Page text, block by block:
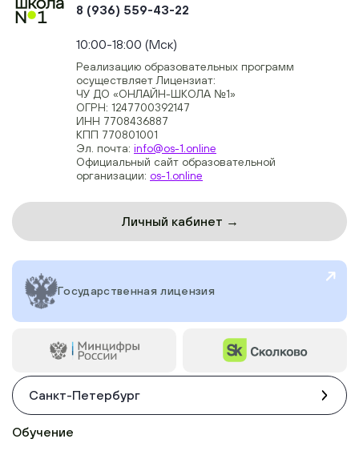
8 (936) 559-43-22
10:00-18:00 (Мск)
Реализацию образовательных программ
осуществляет Лицензиат:
ЧУ ДО «ОНЛАЙН-ШКОЛА №1»
ОГРН: 1247700392147
ИНН 7708436887
КПП 770801001
Эл. почта: info@os-1.online
Официальный сайт образовательной
организации: os-1.online
Личный кабинет →
Государственная лицензия
Санкт-Петербург
Обучение